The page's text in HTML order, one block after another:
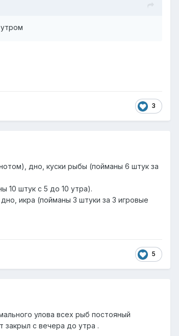
3
дно, куски рыбы (пойманы 6 штук за
10 штук с 5 до 10 утра).
икра (пойманы 3 штуки за 3 игровые
5
улова всех рыб постояный
закрыл с вечера до утра .